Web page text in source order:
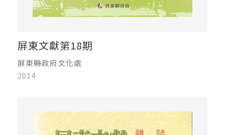
屏東文獻第18期
屏東縣政府文化處
2014